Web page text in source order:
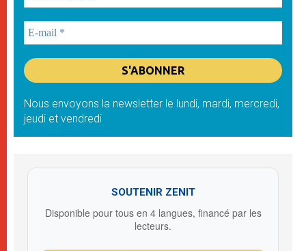
Nous envoyons la newsletter le lundi, mardi, mercredi,
jeudi et vendredi
SOUTENIR ZENIT
Disponible pour tous en 4 langues, financé par les
lecteurs.